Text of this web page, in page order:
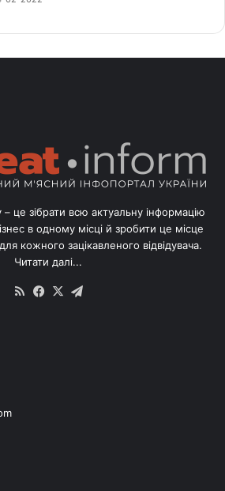
– це зібрати всю актуальну інформацію
в одному місці й зробити це місце
кожного зацікавленого відвідувача.
Читати далі...
RSS Facebook
X